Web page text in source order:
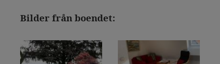
Bilder från boendet: